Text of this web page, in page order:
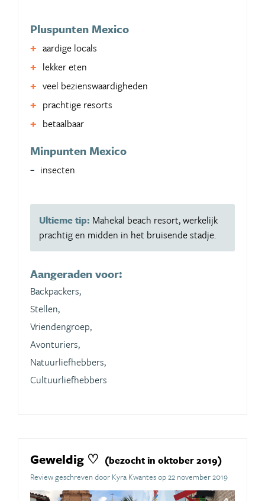
Pluspunten Mexico
aardige locals
lekker eten
veel bezienswaardigheden
prachtige resorts
betaalbaar
Minpunten Mexico
insecten
Ultieme tip: Mahekal beach resort, werkelijk
prachtig en midden in het bruisende stadje.
Aangeraden voor:
Backpackers,
Stellen,
Vriendengroep,
Avonturiers,
Natuurliefhebbers,
Cultuurliefhebbers
Geweldig ♡ (bezocht in oktober 2019)
Review geschreven door Kyra Kwantes op 22 november 2019